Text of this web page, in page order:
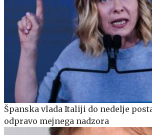
Španska vlada Italiji do nedelje
odpravo mejnega nadzora